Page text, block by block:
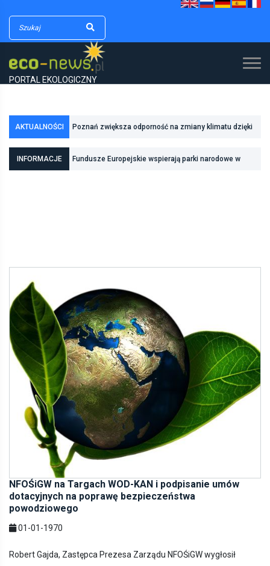
PORTAL EKOLOGICZNY
AKTUALNOŚCI Poznań zwiększa odporność na zmiany klimatu dzięki
INFORMACJE
Fundusze Europejskie wspierają parki narodowe w
NFOŚiGW na Targach WOD-KAN i podpisanie umów
dotacyjnych na poprawę bezpieczeństwa
powodziowego
01-01-1970
Robert Gajda, Zastępca Prezesa Zarządu NFOŚiGW wygłosił